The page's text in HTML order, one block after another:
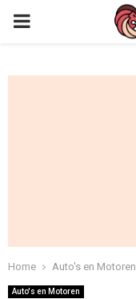
PRIMARY
Home Auto's en Motoren
Auto's en Motoren